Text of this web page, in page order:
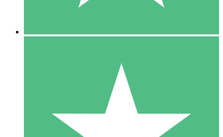
10 Downloads
20 00